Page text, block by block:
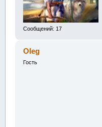
Сообщений: 17
Oleg
Гость